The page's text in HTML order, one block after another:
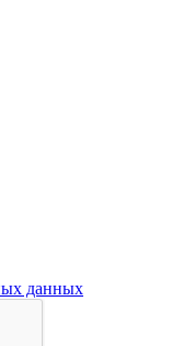
данных